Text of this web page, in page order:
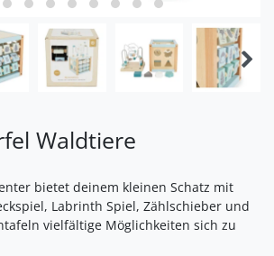
Waldtiere
bietet deinem kleinen Schatz mit
Labrinth Spiel, Zählschieber und
vielfältige Möglichkeiten sich zu